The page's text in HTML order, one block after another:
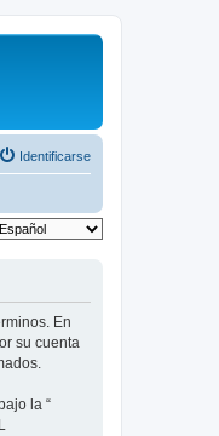
Identificarse
En
su cuenta
la “